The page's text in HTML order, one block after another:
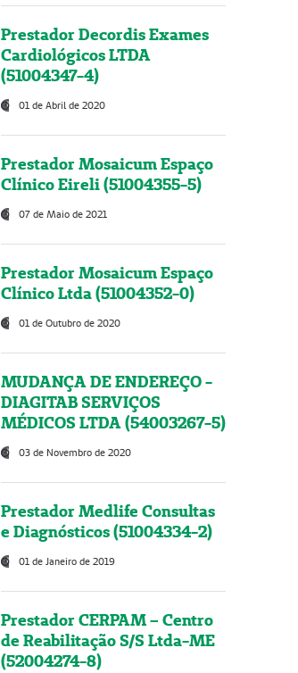
Prestador Decordis Exames
Cardiológicos LTDA
(51004347-4)
01 de Abril de 2020
Prestador Mosaicum Espaço
Clínico Eireli (51004355-5)
07 de Maio de 2021
Prestador Mosaicum Espaço
Clínico Ltda (51004352-0)
01 de Outubro de 2020
MUDANÇA DE ENDEREÇO -
DIAGITAB SERVIÇOS
MÉDICOS LTDA (54003267-5)
03 de Novembro de 2020
Prestador Medlife Consultas
e Diagnósticos (51004334-2)
01 de Janeiro de 2019
Prestador CERPAM – Centro
de Reabilitação S/S Ltda-ME
(52004274-8)